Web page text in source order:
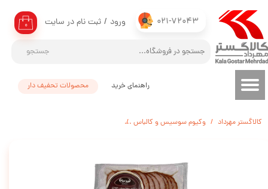
021-72043
جستجو
۰ ورود / ثبت نام در سایت
حساب کاربری من
تغییر گذر واژه
سفارشات
محصولات تحفیف دار راهنمای خرید
کالاگستر مهرداد وکیوم سوسیس و کالباس